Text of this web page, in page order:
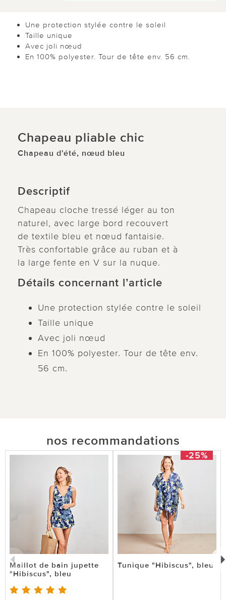
Une protection stylée contre le soleil
Taille unique
Avec joli nœud
En 100% polyester. Tour de tête env. 56 cm.
Chapeau pliable chic
Chapeau d'été, nœud bleu
Descriptif
Chapeau cloche tressé léger au ton
naturel, avec large bord recouvert
de textile bleu et nœud fantaisie.
Très confortable grâce au ruban et à
la large fente en V sur la nuque.
Détails concernant l’article
Une protection stylée contre le soleil
Taille unique
Avec joli nœud
En 100% polyester. Tour de tête env.
56 cm.
nos recommandations
Maillot de bain jupette
"Hibiscus", bleu
-25%
Tunique "Hibiscus", bleu